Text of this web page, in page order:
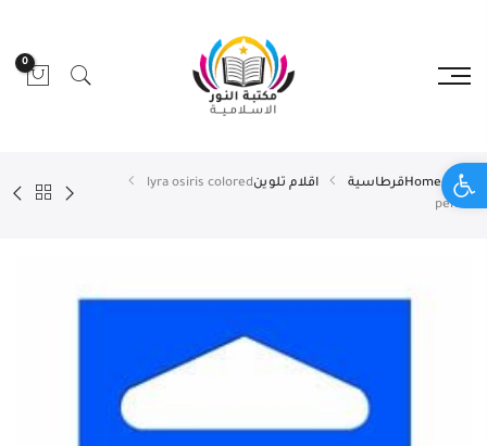
Open toolbar
0
Homeقرطاسية اقلام تلوينlyra osiris colored
pencil